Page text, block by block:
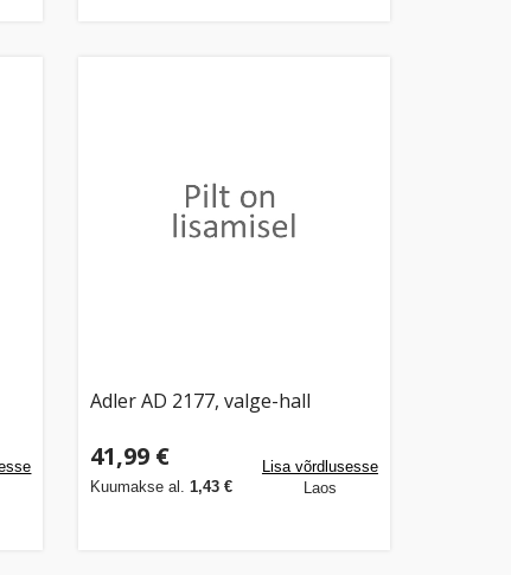
Adler AD 2177, valge-hall
41,99 €
Kuumakse al.1,43 €
Lisa võrdlusesse
Laos